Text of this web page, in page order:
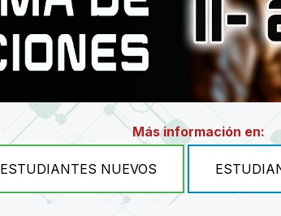
Más información en:
ESTUDIANTES NUEVOS